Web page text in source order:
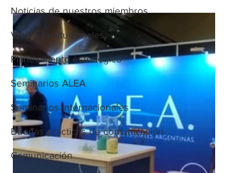
Noticias de nuestros miembros
Visitas Institucionales
Planeamiento estratégico
Seminarios ALEA
Seminarios Internacionales
Buenas prácticas de comunicación
Comunicación